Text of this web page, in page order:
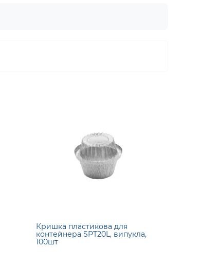
Кришка пластикова для
контейнера SPT20L, випукла,
100шт